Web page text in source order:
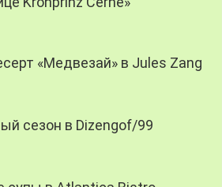
«Медвезай» в Jules Zang
сезон в Dizengof/99